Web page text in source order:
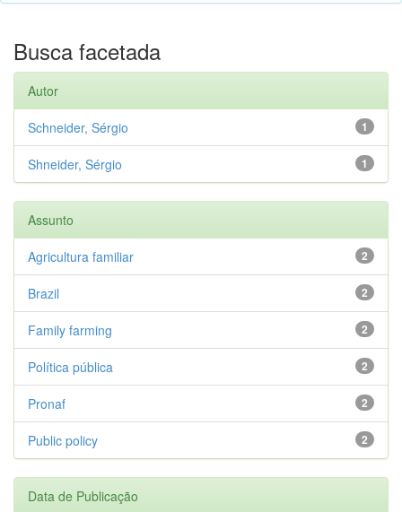
Busca facetada
Autor
1
Schneider, Sérgio
1
Shneider, Sérgio
Assunto
2
Agricultura familiar
2
Brazil
2
Family farming
2
Política pública
2
Pronaf
2
Public policy
Data de Publicação